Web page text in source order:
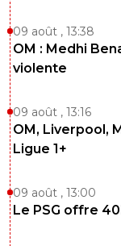
09 août , 13:38
OM : Medhi
violente
09 août , 13:16
OM, Liverpool,
Ligue 1+
09 août , 13:00
Le PSG offre